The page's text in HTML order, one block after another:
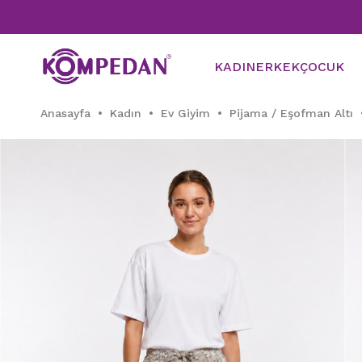
KADINERKEKÇOCUK
Anasayfa Kadın Ev Giyim Pijama / Eşofman Altı